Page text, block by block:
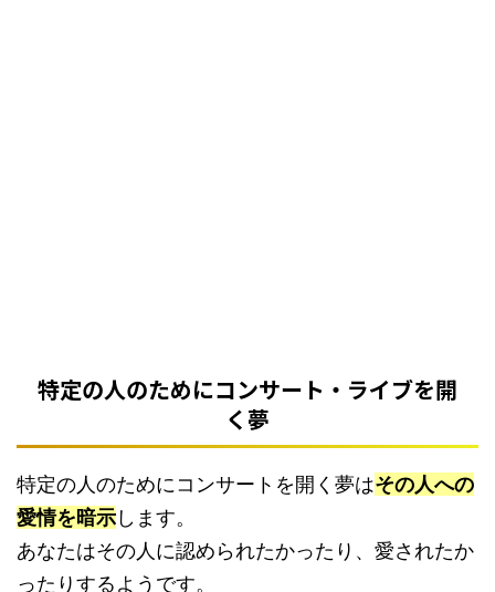
特定の人のためにコンサート・ライブを開
く夢
特定の人のためにコンサートを開く夢はその人への
愛情を暗示します。
あなたはその人に認められたかったり、愛されたか
ったりするようです。